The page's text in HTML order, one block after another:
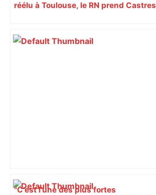
réélu à Toulouse, le RN prend Castres
"C’est l’une des plus fortes